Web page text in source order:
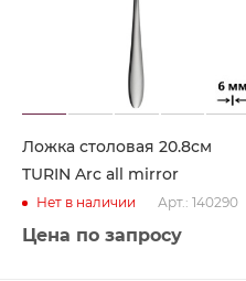
Ложка столовая 20.8см
TURIN Arc all mirror
Нет в наличии Арт.: 140290
Цена по запросу